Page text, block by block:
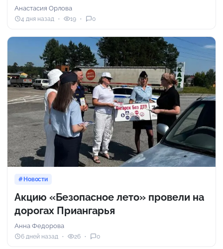
Анастасия Орлова
4 дня назад 19 0
Новости
Акцию «Безопасное лето» провели на
дорогах Приангарья
Анна Федорова
6 дней назад 26 0